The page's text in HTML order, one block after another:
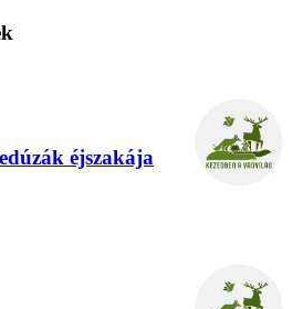
éjszakája